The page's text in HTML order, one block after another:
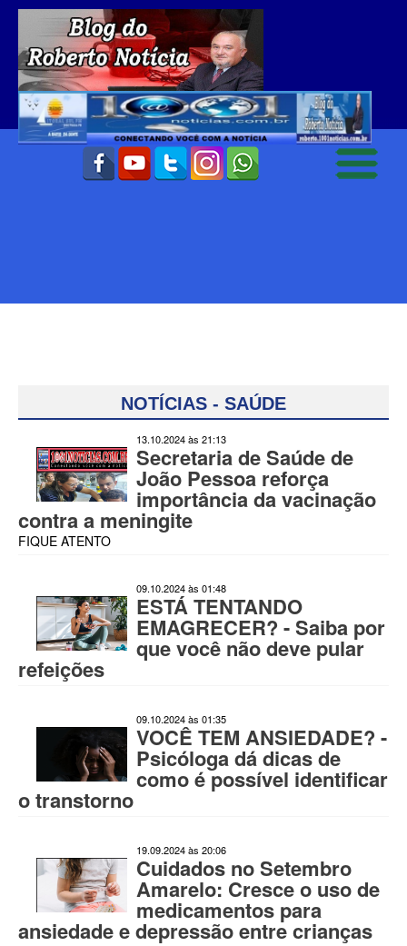
NOTÍCIAS - SAÚDE
13.10.2024 às 21:13
Secretaria de Saúde de
João Pessoa reforça
importância da vacinação
contra a meningite
FIQUE ATENTO
09.10.2024 às 01:48
ESTÁ TENTANDO
EMAGRECER? - Saiba por
que você não deve pular
refeições
09.10.2024 às 01:35
VOCÊ TEM ANSIEDADE? -
Psicóloga dá dicas de
como é possível identificar
o transtorno
19.09.2024 às 20:06
Cuidados no Setembro
Amarelo: Cresce o uso de
medicamentos para
ansiedade e depressão entre crianças